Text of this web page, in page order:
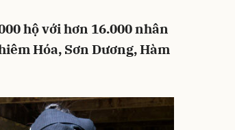
hộ với hơn 16.000 nhân
Hóa, Sơn Dương, HàmHủy